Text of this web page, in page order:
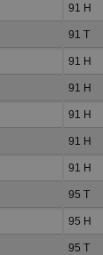
91 H
91 T
91 H
91 H
91 H
91 H
91 H
95 T
95 H
95 T